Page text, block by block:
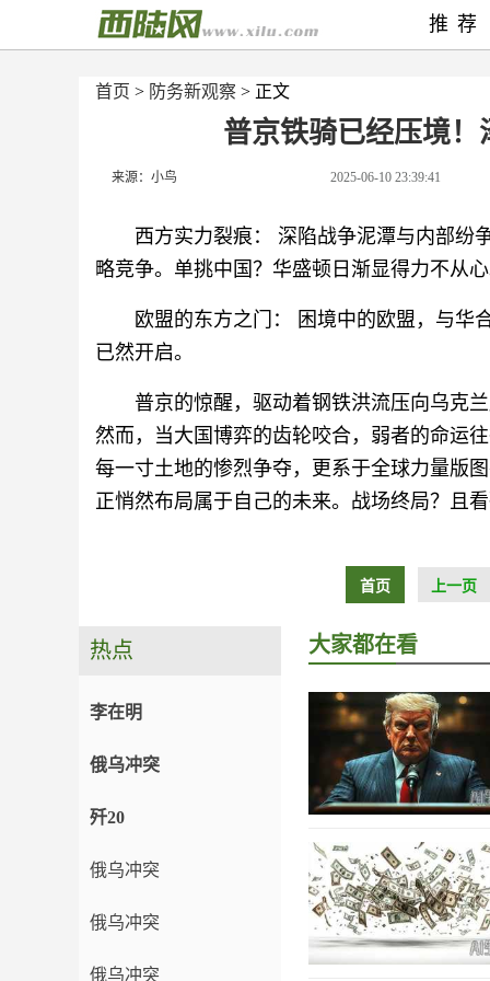
首页 > 防务新观察 > 正文
普京铁骑已经压境
来源：小鸟 2025-06-10 23:39:41
西方实力裂痕： 深陷战争泥潭与内部纷
略竞争。单挑中国？华盛顿日渐显得力不从
欧盟的东方之门： 困境中的欧盟，与华
已然开启。
普京的惊醒，驱动着钢铁洪流压向乌克
然而，当大国博弈的齿轮咬合，弱者的命运
每一寸土地的惨烈争夺，更系于全球力量版
正悄然布局属于自己的未来。战场终局？且
首页 上一页
推荐
热点
李在明
俄乌冲突
歼20
俄乌冲突
俄乌冲突
俄乌冲突
大家都在看